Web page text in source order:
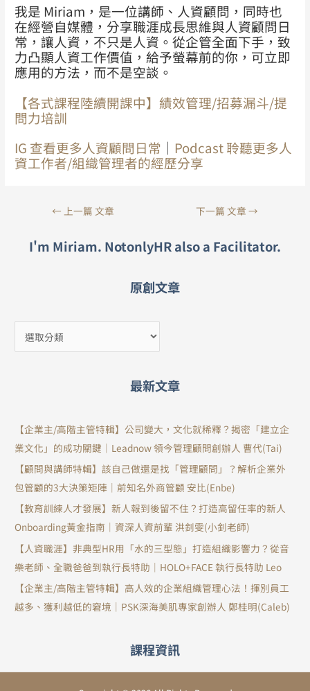
我是 Miriam，是一位講師、人資顧問，同時也
在經營自媒體，分享職涯成長思維與人資顧問日
常，讓人資，不只是人資。從企管全面下手，致
力凸顯人資工作價值，給予螢幕前的你，可立即
應用的方法，而不是空談。
【各式課程陸續開課中】績效管理/招募漏斗/提
問力培訓
IG 查看更多人資顧問日常 ｜ Podcast 聆聽更多人
資工作者/組織管理者的經歷分享
← 上一篇 文章 下一篇 文章 →
I'm Miriam. NotonlyHR also a Facilitator.
原創文章
最新文章
【企業主/高階主管特輯】公司變大，文化就稀釋？揭密「建立企
業文化」的成功關鍵｜Leadnow 領今管理顧問創辦人 曹代(Tai)
【顧問與講師特輯】該自己做還是找「管理顧問」？解析企業外
包管顧的3大決策矩陣｜前知名外商管顧 安比(Enbe)
【教育訓練人才發展】新人報到後留不住？打造高留任率的新人
Onboarding黃金指南｜資深人資前輩 洪釗雯(小釗老師)
【人資職涯】非典型HR用「水的三型態」打造組織影響力？從音
樂老師、全職爸爸到執行長特助｜HOLO+FACE 執行長特助 Leo
【企業主/高階主管特輯】高人效的企業組織管理心法！揮別員工
越多、獲利越低的窘境｜PSK深海美肌專家創辦人 鄭桂明(Caleb)
課程資訊